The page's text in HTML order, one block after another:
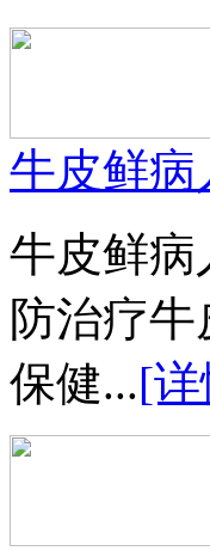
牛皮鲜病
牛皮鲜病
防治疗
保健...[